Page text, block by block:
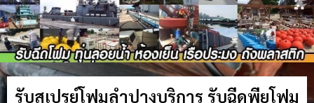
รับสเปรย์โฟมลำปางบริการ รับฉีดพียูโฟม